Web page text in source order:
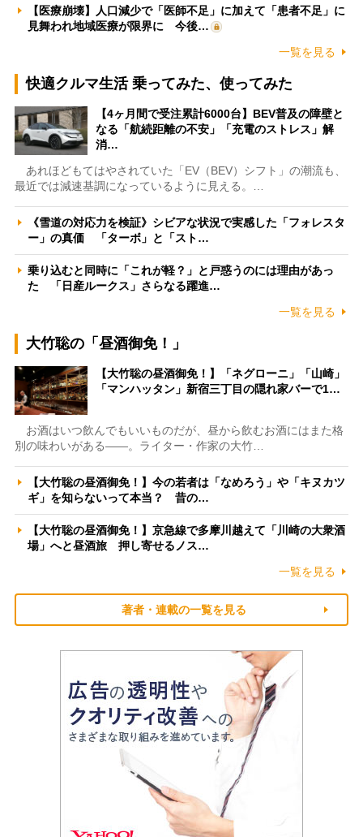
【医療崩壊】人口減少で「医師不足」に加えて「患者不足」に
見舞われ地域医療が限界に 今後…
一覧を見る
快適クルマ生活 乗ってみた、使ってみた
【4ヶ月間で受注累計6000台】BEV普及の障壁と
なる「航続距離の不安」「充電のストレス」解
消…
あれほどもてはやされていた「EV（BEV）シフト」の潮流も、
最近では減速基調になっているように見える。…
《雪道の対応力を検証》シビアな状況で実感した「フォレスタ
ー」の真価 「ターボ」と「スト…
乗り込むと同時に「これが軽？」と戸惑うのには理由があっ
た 「日産ルークス」さらなる躍進…
一覧を見る
大竹聡の「昼酒御免！」
【大竹聡の昼酒御免！】「ネグローニ」「山崎」
「マンハッタン」新宿三丁目の隠れ家バーで1…
お酒はいつ飲んでもいいものだが、昼から飲むお酒にはまた格
別の味わいがある――。ライター・作家の大竹…
【大竹聡の昼酒御免！】今の若者は「なめろう」や「キヌカツ
ギ」を知らないって本当？ 昔の…
【大竹聡の昼酒御免！】京急線で多摩川越えて「川崎の大衆酒
場」へと昼酒旅 押し寄せるノス…
一覧を見る
著者・連載の一覧を見る